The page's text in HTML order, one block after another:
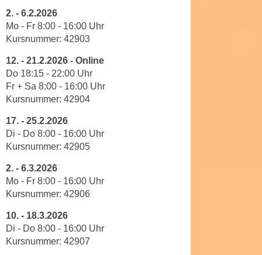
2. - 6.2.2026
Mo - Fr 8:00 - 16:00 Uhr
Kursnummer: 42903
12. - 21.2.2026 - Online
Do 18:15 - 22:00 Uhr
Fr + Sa 8:00 - 16:00 Uhr
Kursnummer: 42904
17. - 25.2.2026
Di - Do 8:00 - 16:00 Uhr
Kursnummer: 42905
2. - 6.3.2026
Mo - Fr 8:00 - 16:00 Uhr
Kursnummer: 42906
10. - 18.3.2026
Di - Do 8:00 - 16:00 Uhr
Kursnummer: 42907
e
y
z
u
b
i
e
e
n
,
w
e
r
e
n
n
e
h
e
n
i
d
e
n
U
S
A
b
e
i